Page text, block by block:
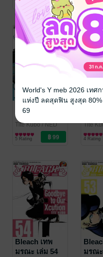
4 Rating 5 Rating
Bleach เทพ
มรณะ เล่ม 57
Tite Kubo/ NED
Comics
การ์ตูนทั่วไป
5 Rating
Tite
Comics
การ์ตูน
4 Rating
Bleach เทพ
มรณะ เล่ม 54
มรณะ
World's Y meb 2026 เท
แห่งปี ลดสุดฟิน สูงสุด
69